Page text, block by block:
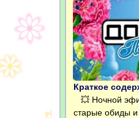
Краткое
💥 Ночной
старые обиды и